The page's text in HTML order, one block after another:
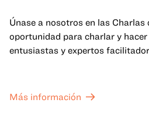
Únase a nosotros en las Charlas
oportunidad para charlar y
entusiastas y expertos
Más información